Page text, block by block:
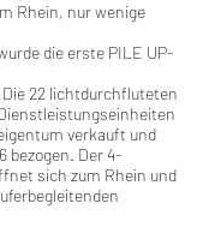
Rhein, nur wenige
die erste PILE UP-
22 lichtdurchfluteten
verkauft und
bezogen. Der 4-
sich zum Rhein und